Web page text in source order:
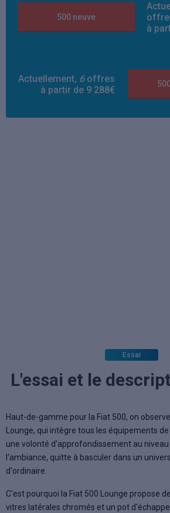
500 neuve
à
Actuellement, 6offres
à partir de 9 288€
Essai
L'essai et le
Haut-de-gamme pour la Fiat 500, on
Lounge, qui intègre tous les équipements
une volonté d'approfondissement au niveau
l'ambiance, quitte à basculer dans un
d'ordinaire.
C'est pourquoi la Fiat 500 Lounge propose
vitres latérales chromés et un pot